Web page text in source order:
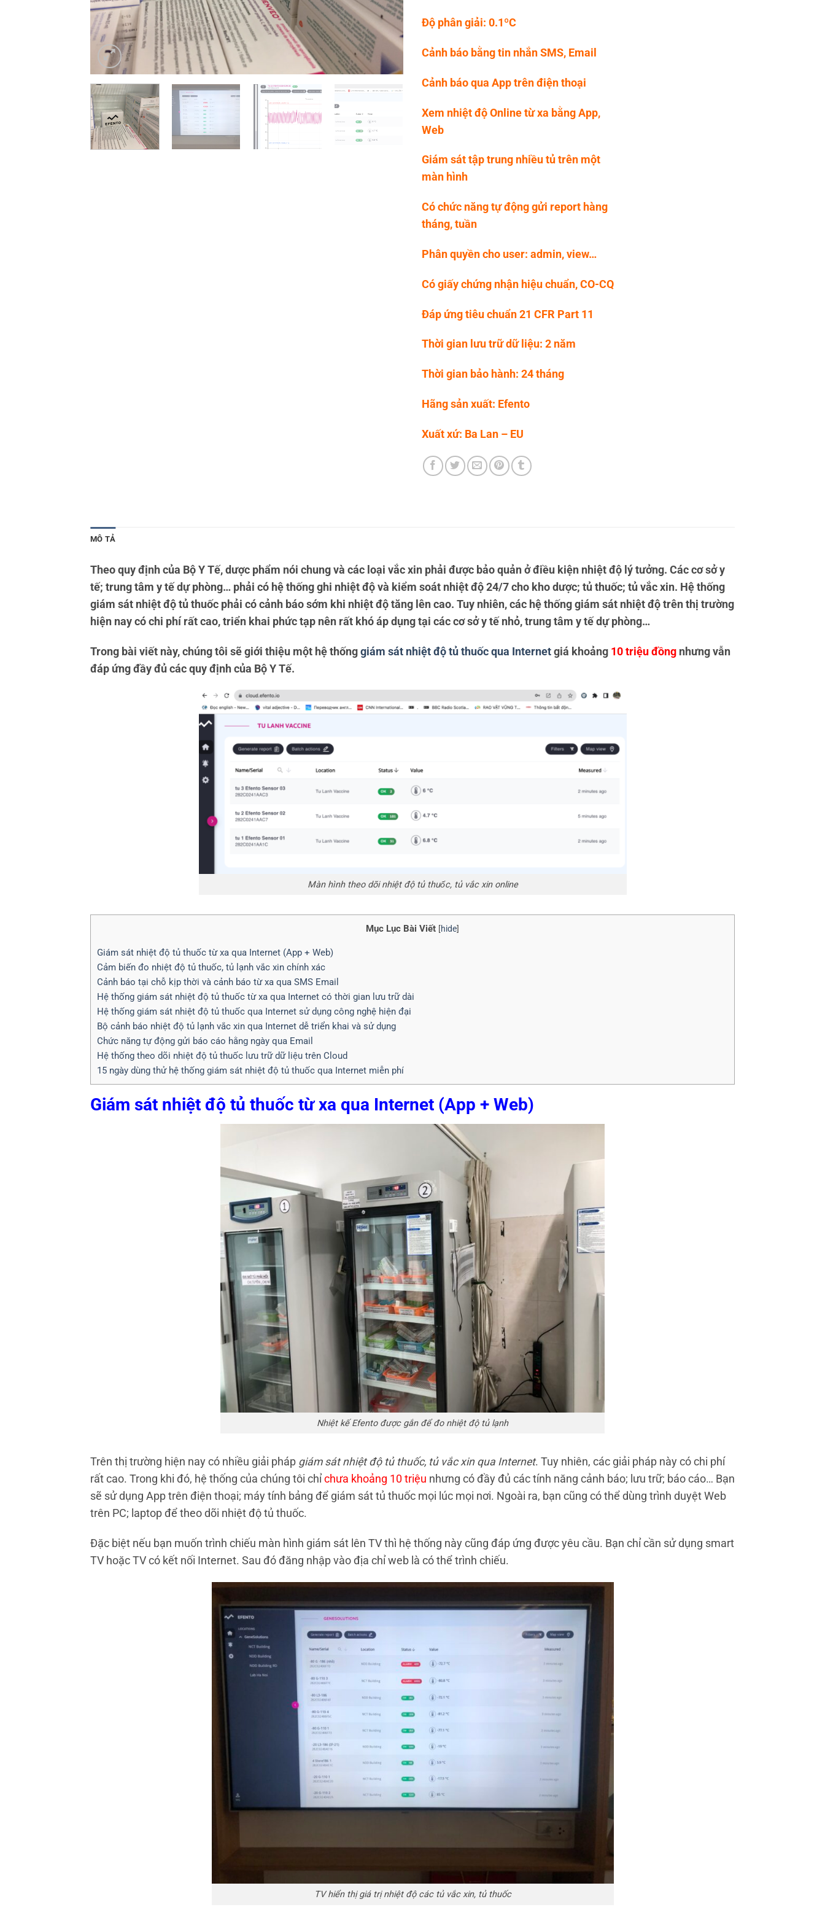
Độ phân giải: 0.1ºC
Cảnh báo bằng tin nhắn SMS, Email
Cảnh báo qua App trên điện thoại
Xem nhiệt độ Online từ xa bằng App,
Web
Giám sát tập trung nhiều tủ trên một
màn hình
Có chức năng tự động gửi report hàng
tháng, tuần
Phân quyền cho user: admin, view…
Có giấy chứng nhận hiệu chuẩn, CO-CQ
Đáp ứng tiêu chuẩn 21 CFR Part 11
Thời gian lưu trữ dữ liệu: 2 năm
Thời gian bảo hành: 24 tháng
Hãng sản xuất: Efento
Xuất xứ: Ba Lan – EU
MÔ TẢ
Theo quy định của Bộ Y Tế, dược phẩm nói chung và các loại vắc xin phải được bảo quản ở điều kiện nhiệt độ lý tưởng. Các cơ sở y
tế; trung tâm y tế dự phòng… phải có hệ thống ghi nhiệt độ và kiểm soát nhiệt độ 24/7 cho kho dược; tủ thuốc; tủ vắc xin. Hệ thống
giám sát nhiệt độ tủ thuốc phải có cảnh báo sớm khi nhiệt độ tăng lên cao. Tuy nhiên, các hệ thống giám sát nhiệt độ trên thị trường
hiện nay có chi phí rất cao, triển khai phức tạp nên rất khó áp dụng tại các cơ sở y tế nhỏ, trung tâm y tế dự phòng…
Trong bài viết này, chúng tôi sẽ giới thiệu một hệ thống giám sát nhiệt độ tủ thuốc qua Internet giá khoảng 10 triệu đồng nhưng vẫn
đáp ứng đầy đủ các quy định của Bộ Y Tế.
Màn hình theo dõi nhiệt độ tủ thuốc, tủ vắc xin online
Mục Lục Bài Viết [hide]
Giám sát nhiệt độ tủ thuốc từ xa qua Internet (App + Web)
Cảm biến đo nhiệt độ tủ thuốc, tủ lạnh vắc xin chính xác
Cảnh báo tại chỗ kịp thời và cảnh báo từ xa qua SMS Email
Hệ thống giám sát nhiệt độ tủ thuốc từ xa qua Internet có thời gian lưu trữ dài
Hệ thống giám sát nhiệt độ tủ thuốc qua Internet sử dụng công nghệ hiện đại
Bộ cảnh báo nhiệt độ tủ lạnh vắc xin qua Internet dễ triển khai và sử dụng
Chức năng tự động gửi báo cáo hằng ngày qua Email
Hệ thống theo dõi nhiệt độ tủ thuốc lưu trữ dữ liệu trên Cloud
15 ngày dùng thử hệ thống giám sát nhiệt độ tủ thuốc qua Internet miễn phí
Giám sát nhiệt độ tủ thuốc từ xa qua Internet (App + Web)
Nhiệt kế Efento được gắn để đo nhiệt độ tủ lạnh
Trên thị trường hiện nay có nhiều giải pháp giám sát nhiệt độ tủ thuốc, tủ vắc xin qua Internet. Tuy nhiên, các giải pháp này có chi phí
rất cao. Trong khi đó, hệ thống của chúng tôi chỉ chưa khoảng 10 triệu nhưng có đầy đủ các tính năng cảnh báo; lưu trữ; báo cáo… Bạn
sẽ sử dụng App trên điện thoại; máy tính bảng để giám sát tủ thuốc mọi lúc mọi nơi. Ngoài ra, bạn cũng có thể dùng trình duyệt Web
trên PC; laptop để theo dõi nhiệt độ tủ thuốc.
Đặc biệt nếu bạn muốn trình chiếu màn hình giám sát lên TV thì hệ thống này cũng đáp ứng được yêu cầu. Bạn chỉ cần sử dụng smart
TV hoặc TV có kết nối Internet. Sau đó đăng nhập vào địa chỉ web là có thể trình chiếu.
TV hiển thị giá trị nhiệt độ các tủ vắc xin, tủ thuốc